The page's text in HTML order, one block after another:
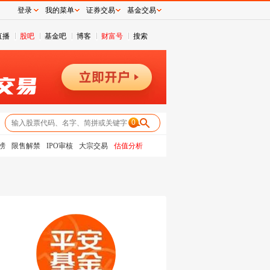
播 股吧 基金吧 博客 财富号 搜索
0
限售解禁 IPO审核 大宗交易 估值分析
登录 我的菜单 证券交易 基金交易